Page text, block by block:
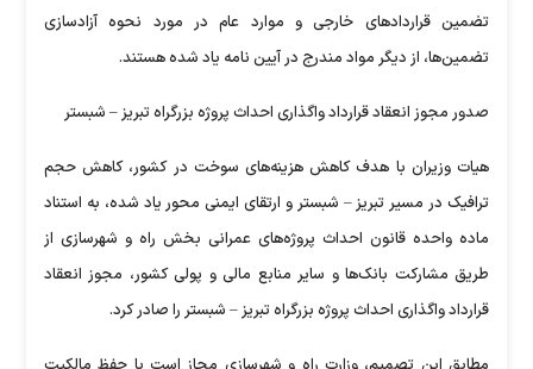
تضمین قراردادهای خارجی و موارد عام در مورد نحوه آزادسازی
تضمین‌ها، از دیگر مواد مندرج در آیین نامه یاد شده هستند.
صدور مجوز انعقاد قرارداد واگذاری احداث پروژه بزرگراه تبریز – شبستر
هیات وزیران با هدف کاهش هزینه‌های سوخت در کشور، کاهش حجم
ترافیک در مسیر تبریز – شبستر و ارتقای ایمنی محور یاد شده، به استناد
ماده واحده قانون احداث پروژه‌های عمرانی بخش راه و شهرسازی از
طریق مشارکت بانک‌ها و سایر منابع مالی و پولی کشور، مجوز انعقاد
قرارداد واگذاری احداث پروژه بزرگراه تبریز – شبستر را صادر کرد.